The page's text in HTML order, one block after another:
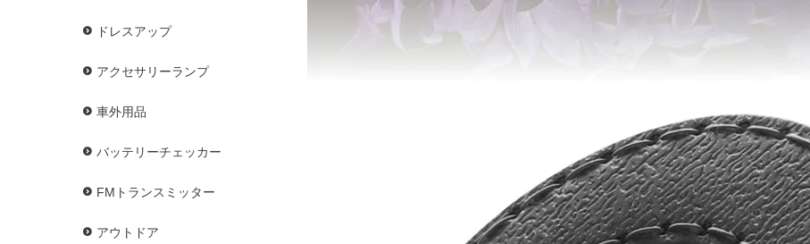
ドレスアップ
アクセサリーランプ
車外用品
バッテリーチェッカー
FMトランスミッター
アウトドア